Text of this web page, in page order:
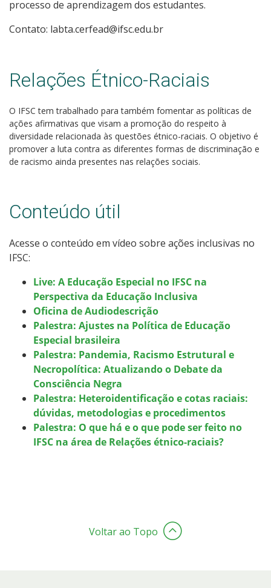
processo de aprendizagem dos estudantes.
Contato: labta.cerfead@ifsc.edu.br
Relações Étnico-Raciais
O IFSC tem trabalhado para também fomentar as políticas de
ações afirmativas que visam a promoção do respeito à
diversidade relacionada às questões étnico-raciais. O objetivo é
promover a luta contra as diferentes formas de discriminação e
de racismo ainda presentes nas relações sociais.
Conteúdo útil
Acesse o conteúdo em vídeo sobre ações inclusivas no
IFSC:
Live: A Educação Especial no IFSC na
Perspectiva da Educação Inclusiva
Oficina de Audiodescrição
Palestra: Ajustes na Política de Educação
Especial brasileira
Palestra: Pandemia, Racismo Estrutural e
Necropolítica: Atualizando o Debate da
Consciência Negra
Palestra: Heteroidentificação e cotas raciais:
dúvidas, metodologias e procedimentos
Palestra: O que há e o que pode ser feito no
IFSC na área de Relações étnico-raciais?
Voltar ao Topo